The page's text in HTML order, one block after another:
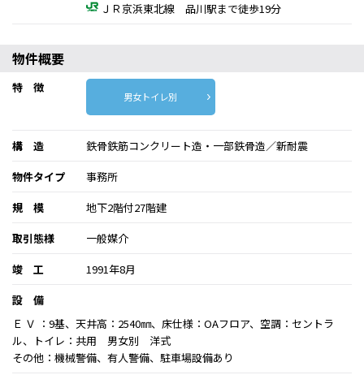
ＪＲ京浜東北線 品川駅まで徒歩19分
物件概要
特 徴
男女トイレ別
構 造
鉄骨鉄筋コンクリート造・一部鉄骨造／新耐震
物件タイプ
事務所
規 模
地下2階付27階建
取引態様
一般媒介
竣 工
1991年8月
設 備
Ｅ Ｖ ：9基、天井高：2540㎜、床仕様：OAフロア、空調：セントラ
ル、トイレ：共用 男女別 洋式
その他：機械警備、有人警備、駐車場設備あり